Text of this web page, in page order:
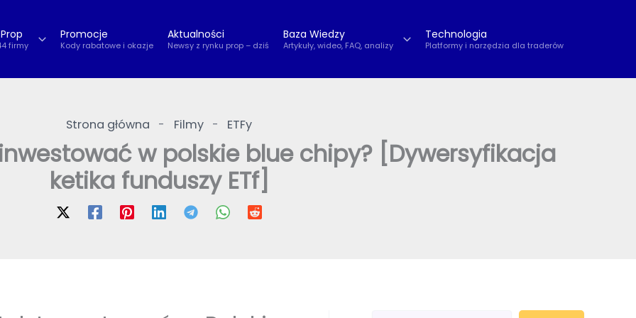
firmy
Promocje
Kody rabatowe i okazje
Aktualności
Newsy z rynku prop – dziś
Baza Wiedzy
Artykuły, wideo, FAQ, analizy
Technologia
Platformy i narzędzia dla traderów
Strona główna - Filmy - ETFy
inwestować w polskie blue chipy? [Dywersyfikacja
ketika funduszy ETf]